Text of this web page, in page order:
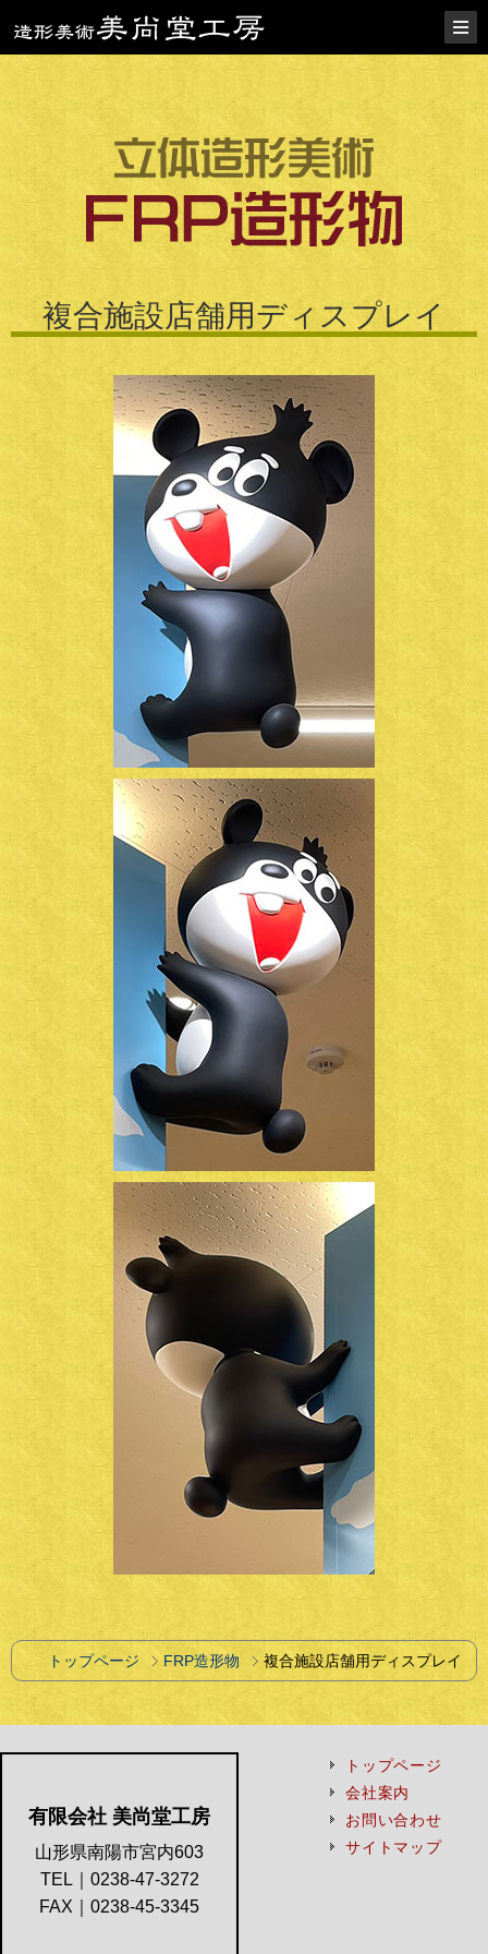
複合施設店舗用ディスプレイ
トップページ FRP造形物 複合施設店舗用ディスプレイ
有限会社 美尚堂工房
山形県南陽市宮内603
TEL｜0238-47-3272
FAX｜0238-45-3345
トップページ
会社案内
お問い合わせ
サイトマップ